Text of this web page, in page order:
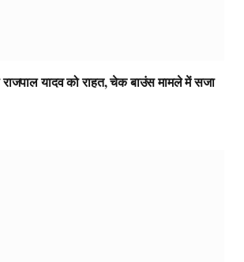
राजपाल यादव को राहत, चेक बाउंस मामले में सजा